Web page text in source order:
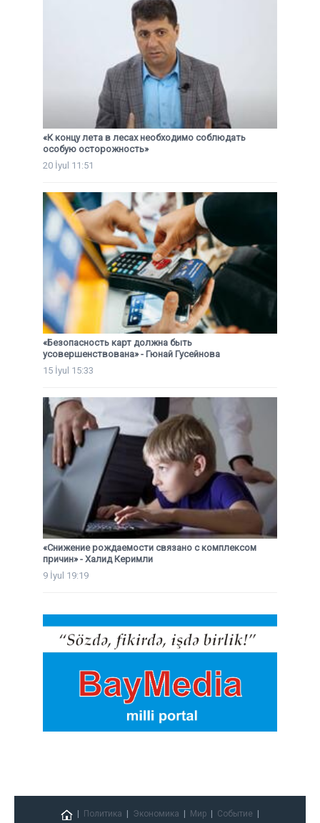
«К концу лета в лесах необходимо соблюдать
особую осторожность»
20 İyul 11:51
«Безопасность карт должна быть
усовершенствована» - Гюнай Гусейнова
15 İyul 15:33
«Снижение рождаемости связано с комплексом
причин» - Халид Керимли
9 İyul 19:19
Политика Экономика Мир Событие